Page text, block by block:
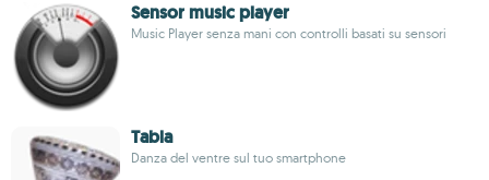
Sensor music player
Music Player senza mani con controlli basati su sensori
Tabla
Danza del ventre sul tuo smartphone